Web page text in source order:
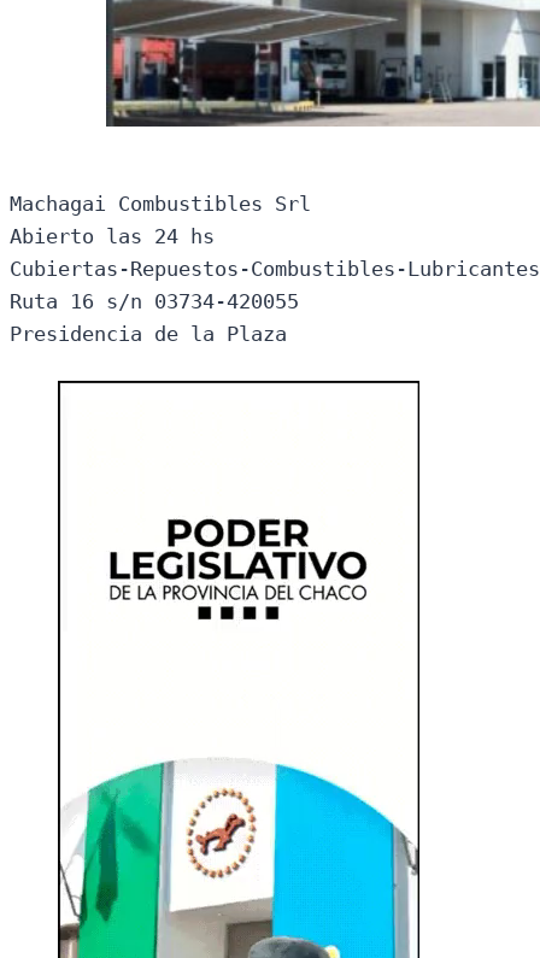
Machagai Combustibles Srl
Abierto las 24 hs
Cubiertas-Repuestos-Combustibles-
Ruta 16 s/n 03734-420055
Presidencia de la Plaza